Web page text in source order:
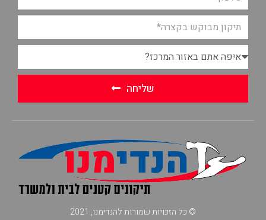
שליחה
© כל הזכויות שמורות להנדימנו, 2021